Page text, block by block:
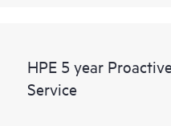
HPE 5 year
Service